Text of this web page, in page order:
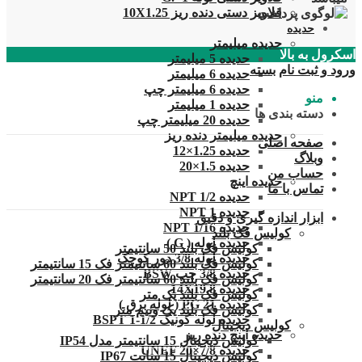
قلاویز دستی دنده ریز 10X1.25
حدیده
حدیده میلیمتر
حدیده 5 میلیمتر
حدیده 6 میلیمتر
حدیده 6 میلیمتر چپ
حدیده 1 میلیمتر
حدیده 20 میلیمتر چپ
حدیده میلیمتر دنده ریز
حدیده 1.25×12
حدیده 1.5×20
حدیده اینچ
حدیده 1/2 NPT
حدیده NPT 1
حدیده 1/16 NPT
حدیده لوله ( G )
حدیده لوله 3/8 دور کوچک
حدیده 3/8 چپ BSW
حدیده 14X19.8
حدیده 21 PG ( لوله برق )
حدیده لوله کونیک 1/2-1 BSPT
حدیده اینچ دنده ریز
حدیده UNEF 20×7/8
اسکرول به بالا
ورود و ثبت نام بسته
منو
دسته بندی ها
صفحه اصلی
وبلاگ
حساب من
تماس با ما
ابزار اندازه گیری و دقیق
کولیس فک بلند
کولیس فک بلند 50 سانتیمتر
کولیس فک بلند 60 سانتیمتر فک 15 سانتیمتر
کولیس فک بلند 60 سانتیمتر فک 20 سانتیمتر
کولیس فک بلند یک متر
کولیس فک بلند یک ونیم متر
کولیس دیجیتال
کولیس دیجیتال 15 سانتیمتر مدل IP54
کولیس دیجیتال 15 سانت IP67